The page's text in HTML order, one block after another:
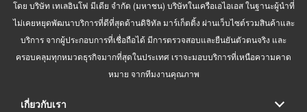
โดย บริษัท เทเลอินโฟ มีเดีย จำกัด (มหาชน) บริษัทในเครือเอไอเอส ในฐานะผู้นำที่
ไม่เคยหยุดพัฒนาบริการที่ดีที่สุดด้านดิจิทัล มาร์เก็ตติ้ง ผ่านเว็บไซต์รวมสินค้าและ
บริการ จากผู้ประกอบการที่เชื่อถือได้ มีการตรวจสอบและยืนยันตัวตนจริง และ
ครอบคลุมทุกหมวดธุรกิจมากที่สุดในประเทศ เราจะมอบบริการที่เหนือความคาด
หมาย จากทีมงานคุณภาพ
เกี่ยวกับเรา